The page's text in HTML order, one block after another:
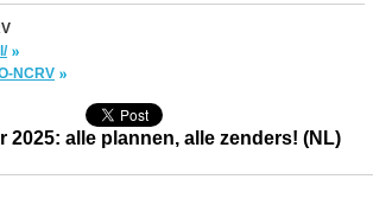
NCRV
2025: alle plannen, alle zenders! (NL)